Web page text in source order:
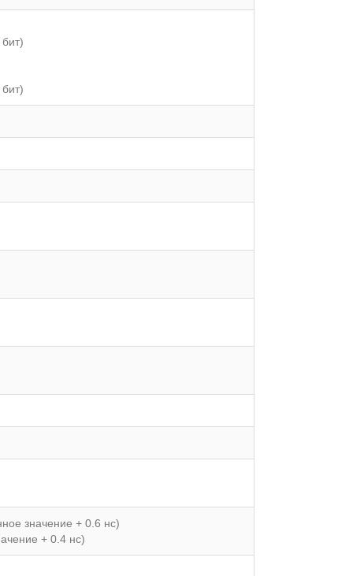
значение + 0.6 нс)
+ 0.4 нс)